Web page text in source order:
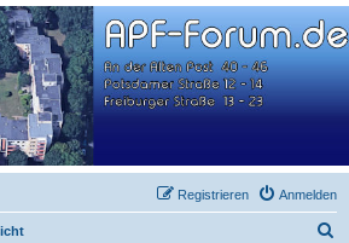
Str. 12-14, Freiburger Str. 13-23
Anmelden
Registrieren